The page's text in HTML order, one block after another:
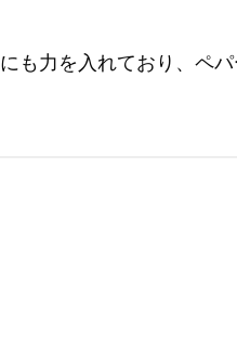
も力を入れており、ペ